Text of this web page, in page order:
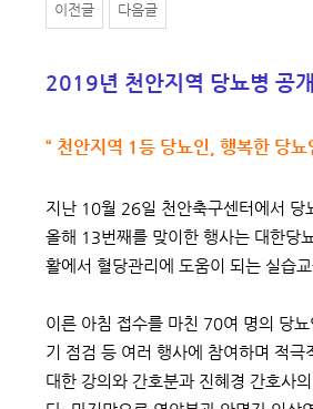
이전글 다음글
2019년 천안지역 당뇨병 공
“ 천안지역 1등 당뇨인, 행복한 당뇨
지난 10월 26일 천안축구센터에서 당
올해 13번째를 맞이한 행사는 대한당
활에서 혈당관리에 도움이 되는 실습
이른 아침 접수를 마친 70여 명의 당
기 점검 등 여러 행사에 참여하며 적극
대한 강의와 간호분과 진혜경 간호사